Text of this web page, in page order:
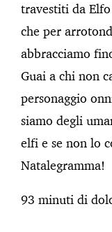
travestiti da
che per
abbracciamo
Guai a chi non
personaggio
siamo degli
elfi e se non lo
Natalegramma!
93 minuti di